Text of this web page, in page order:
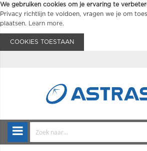
We gebruiken cookies om je ervaring te
Privacy richtlijn te voldoen, vragen we je om
plaatsen.
Learn more.
COOKIES TOESTAAN